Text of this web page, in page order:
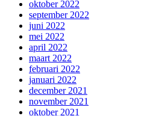
oktober 2022
september 2022
juni 2022
mei 2022
april 2022
maart 2022
februari 2022
januari 2022
december 2021
november 2021
oktober 2021